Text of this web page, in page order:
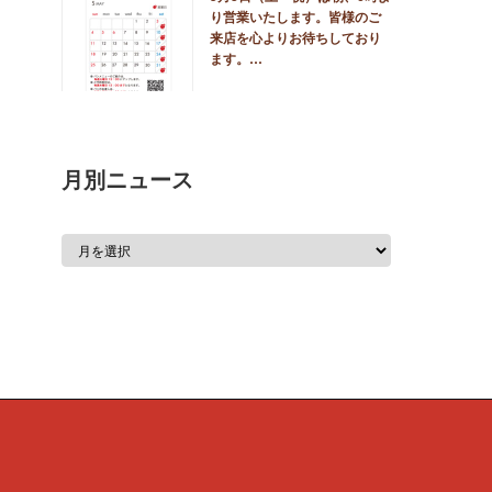
り営業いたします。皆様のご
来店を心よりお待ちしており
ます。…
月別ニュース